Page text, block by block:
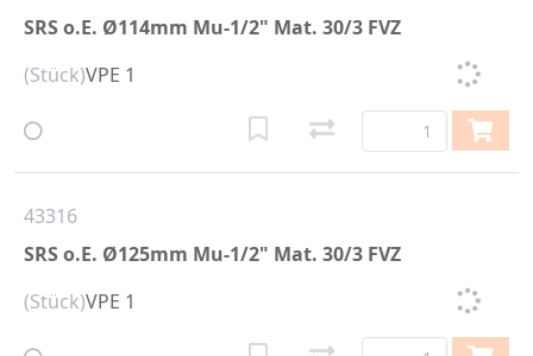
SRS o.E. Ø114mm Mu-1/2" Mat. 30/3 FVZ
(Stück)VPE 1
43316
SRS o.E. Ø125mm Mu-1/2" Mat. 30/3 FVZ
(Stück)VPE 1